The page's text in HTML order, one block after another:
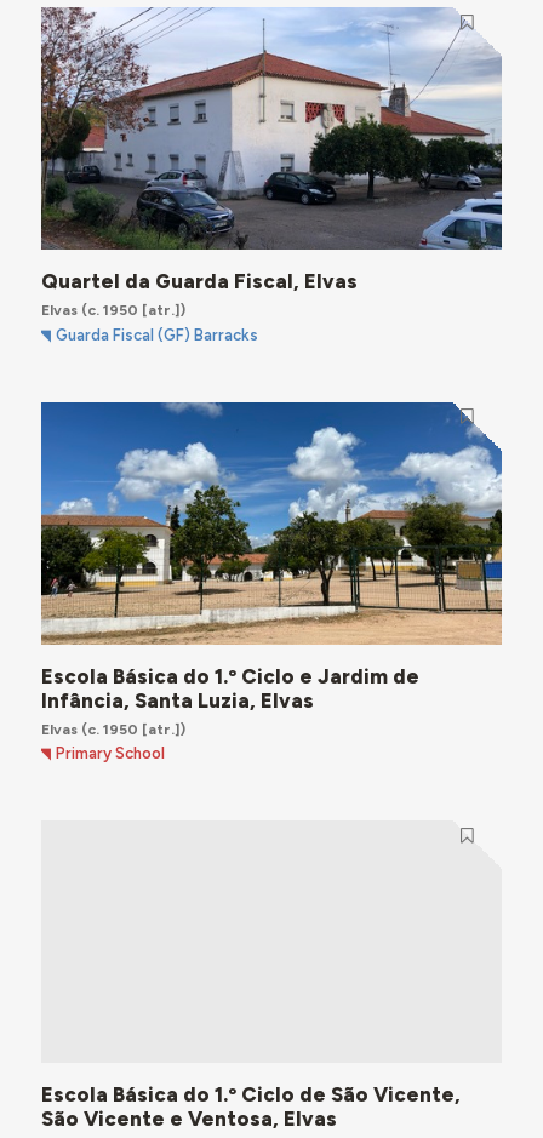
Quartel da Guarda Fiscal, Elvas
Elvas(c. 1950 [atr.])
Guarda Fiscal (GF) Barracks
Escola Básica do 1.º Ciclo e Jardim de
Infância, Santa Luzia, Elvas
Elvas(c. 1950 [atr.])
Primary School
Escola Básica do 1.º Ciclo de São Vicente,
São Vicente e Ventosa, Elvas